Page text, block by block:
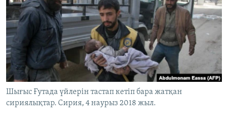
АРНАЙЫ ЖОБАЛАР
Русский
ЖАЗЫЛЫҢЫЗ
Басқа тілдерде
Шығыс Ғутада үйлерін тастап кетіп бара жатқан
сириялықтар. Сирия, 4 наурыз 2018 жыл.